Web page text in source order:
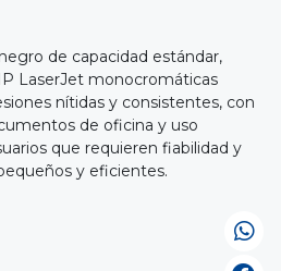
de capacidad estándar,
LaserJet monocromáticas
nítidas y consistentes, con
de oficina y uso
que requieren fiabilidad y
y eficientes.